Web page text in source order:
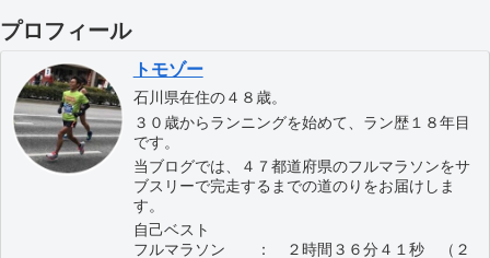
プロフィール
トモゾー
石川県在住の４８歳。
３０歳からランニングを始めて、ラン歴１８年目
です。
当ブログでは、４７都道府県のフルマラソンをサ
ブスリーで完走するまでの道のりをお届けしま
す。
自己ベスト
フルマラソン ： ２時間３６分４１秒 （２